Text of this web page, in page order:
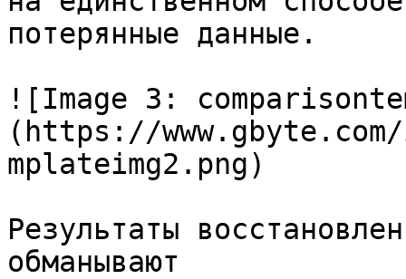
потерянные данные.
![Image 3:
(https://www.gbyte.com/
mplateimg2.png)
Результаты
обманывают